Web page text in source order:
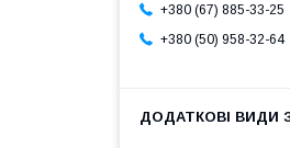
+380 (67) 885-33-25
+380 (50) 958-32-64